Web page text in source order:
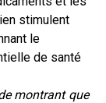
stimulent
le
de santé
montrant que